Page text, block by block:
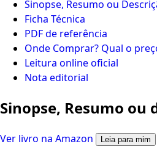
Sinopse, Resumo ou
Ficha Técnica
PDF de referência
Onde Comprar? Qual o
Leitura online oficial
Nota editorial
Sinopse, Resumo ou
Ver livro na Amazon Leia para mim